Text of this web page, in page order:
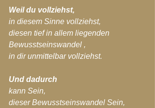
Weil du vollziehst,
in diesem Sinne vollziehst,
diesen tief in allem liegenden
Bewusstseinswandel ,
in dir unmittelbar vollziehst.
Und dadurch
kann Sein,
dieser Bewusstseinswandel Sein,